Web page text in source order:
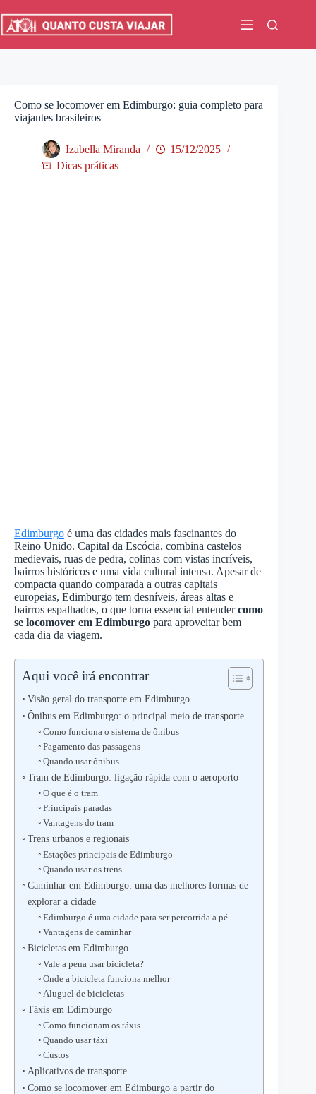
para
Como se locomover em Edimburgo: guia completo para
viajantes brasileiros
Izabella Miranda
15/12/2025
Dicas práticas
Edimburgo é uma das cidades mais fascinantes do
Reino Unido. Capital da Escócia, combina castelos
medievais, ruas de pedra, colinas com vistas incríveis,
bairros históricos e uma vida cultural intensa. Apesar de
compacta quando comparada a outras capitais
europeias, Edimburgo tem desníveis, áreas altas e
bairros espalhados, o que torna essencial entendercomo
se locomover em Edimburgo para aproveitar bem
cada dia da viagem.
Aqui você irá encontrar
Visão geral do transporte em Edimburgo
Ônibus em Edimburgo: o principal meio de transporte
Como funciona o sistema de ônibus
Pagamento das passagens
Quando usar ônibus
Tram de Edimburgo: ligação rápida com o aeroporto
O que é o tram
Principais paradas
Vantagens do tram
Trens urbanos e regionais
Estações principais de Edimburgo
Quando usar os trens
Caminhar em Edimburgo: uma das melhores formas de
explorar a cidade
Edimburgo é uma cidade para ser percorrida a pé
Vantagens de caminhar
Bicicletas em Edimburgo
Vale a pena usar bicicleta?
Onde a bicicleta funciona melhor
Aluguel de bicicletas
Táxis em Edimburgo
Como funcionam os táxis
Quando usar táxi
Custos
Aplicativos de transporte
Como se locomover em Edimburgo a partir do